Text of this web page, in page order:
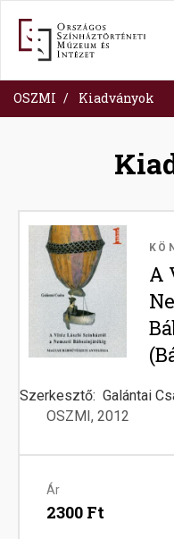
tartalomra
OSZMI Kiadványok
Image
A
Szerkesztő Galántai
OSZMI
2012
Ár
2300 Ft